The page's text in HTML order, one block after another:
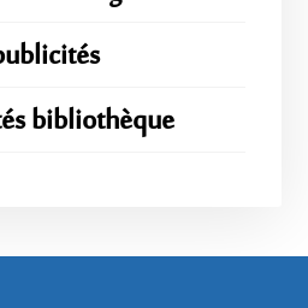
bibliothèque